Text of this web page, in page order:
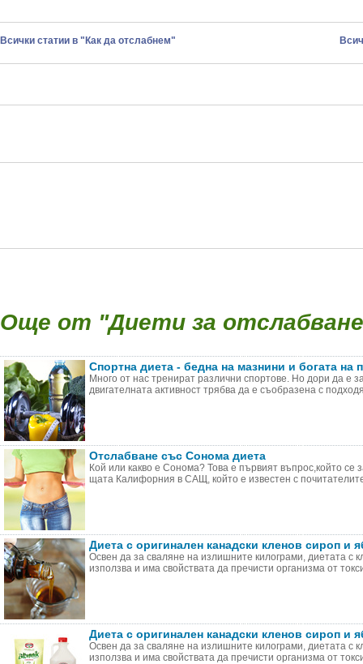
Всички статии в "Как да отслабнем"
Още от "Диети за
Спортна диета - бедна на мазнини и богата на
Много от нас тренират различни спортове. Но дори да е
двигателната активност трябва да е съобразена с
Отслабване със Сонома диета
Кой или какво е Сонома? Това е първият въпрос,който се
щата Калифорния в САЩ, който е известен с
Диета с оригинален канадски кленов сироп и
Освен да за сваляне на излишните килограми, диетата с
използва и има свойствата да пречисти организма от
Диета с оригинален канадски кленов сироп и
Освен да за сваляне на излишните килограми, диетата с
използва и има свойствата да пречисти организма от